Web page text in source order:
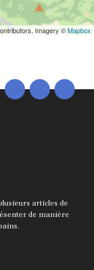
Imagery ©Mapbox
articles de
de manière